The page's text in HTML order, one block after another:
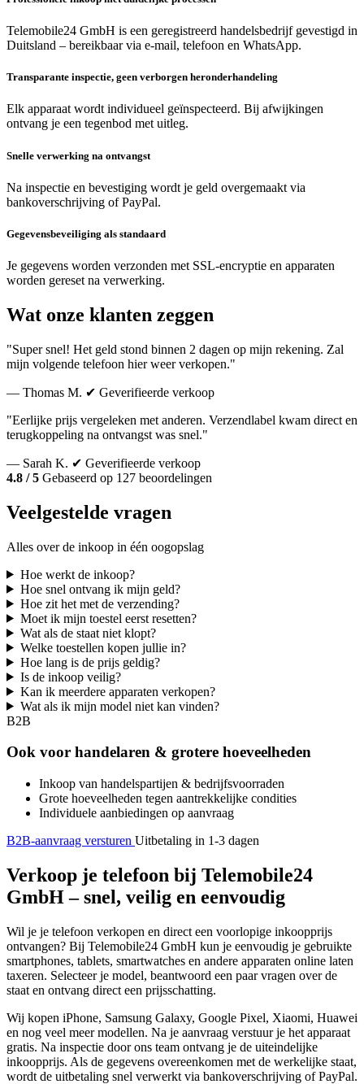
Telemobile24 GmbH is een geregistreerd handelsbedrijf gevestigd in
Duitsland – bereikbaar via e-mail, telefoon en WhatsApp.
Transparante inspectie, geen verborgen heronderhandeling
Elk apparaat wordt individueel geïnspecteerd. Bij afwijkingen
ontvang je een tegenbod met uitleg.
Snelle verwerking na ontvangst
Na inspectie en bevestiging wordt je geld overgemaakt via
bankoverschrijving of PayPal.
Gegevensbeveiliging als standaard
Je gegevens worden verzonden met SSL-encryptie en apparaten
worden gereset na verwerking.
Wat onze klanten zeggen
"Super snel! Het geld stond binnen 2 dagen op mijn rekening. Zal
mijn volgende telefoon hier weer verkopen."
— Thomas M. ✔ Geverifieerde verkoop
"Eerlijke prijs vergeleken met anderen. Verzendlabel kwam direct en
terugkoppeling na ontvangst was snel."
— Sarah K. ✔ Geverifieerde verkoop
4.8 / 5 Gebaseerd op 127 beoordelingen
Veelgestelde vragen
Alles over de inkoop in één oogopslag
Hoe werkt de inkoop?
Hoe snel ontvang ik mijn geld?
Hoe zit het met de verzending?
Moet ik mijn toestel eerst resetten?
Wat als de staat niet klopt?
Welke toestellen kopen jullie in?
Hoe lang is de prijs geldig?
Is de inkoop veilig?
Kan ik meerdere apparaten verkopen?
Wat als ik mijn model niet kan vinden?
B2B
Ook voor handelaren & grotere hoeveelheden
Inkoop van handelspartijen & bedrijfsvoorraden
Grote hoeveelheden tegen aantrekkelijke condities
Individuele aanbiedingen op aanvraag
B2B-aanvraag versturen Uitbetaling in 1-3 dagen
Verkoop je telefoon bij Telemobile24
GmbH – snel, veilig en eenvoudig
Wil je je telefoon verkopen en direct een voorlopige inkoopprijs
ontvangen? Bij Telemobile24 GmbH kun je eenvoudig je gebruikte
smartphones, tablets, smartwatches en andere apparaten online laten
taxeren. Selecteer je model, beantwoord een paar vragen over de
staat en ontvang direct een prijsschatting.
Wij kopen iPhone, Samsung Galaxy, Google Pixel, Xiaomi, Huawei
en nog veel meer modellen. Na je aanvraag verstuur je het apparaat
gratis. Na inspectie door ons team ontvang je de uiteindelijke
inkoopprijs. Als de gegevens overeenkomen met de werkelijke staat,
wordt de uitbetaling snel verwerkt via bankoverschrijving of PayPal.